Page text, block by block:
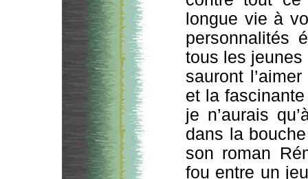
longue vie à
personnalités
tous les jeunes
sauront
et la
je n’aurais
dans la
son roman
fou entre un